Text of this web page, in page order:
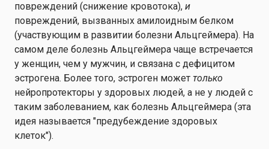
повреждений (снижение кровотока), и
повреждений, вызванных амилоидным белком
(участвующим в развитии болезни Альцгеймера). На
самом деле болезнь Альцгеймера чаще встречается
у женщин, чем у мужчин, и связана с дефицитом
эстрогена. Более того, эстроген может только
нейропротекторы у здоровых людей, а не у людей с
таким заболеванием, как болезнь Альцгеймера (эта
идея называется "предубеждение здоровых
клеток").